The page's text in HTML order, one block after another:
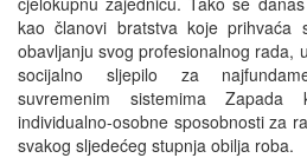
kao članovi bratstva koje
obavljanju svog profesionalnog rada,
socijalno sljepilo za
suvremenim sistemima
individualno-osobne sposobnosti za
svakog sljedećeg stupnja obilja roba.